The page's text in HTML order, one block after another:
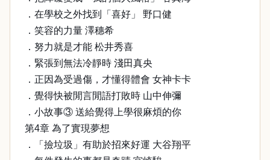
．在學校之外找到「喜好」 野口健
．笑容的力量 澤穗希
．努力就是才能 松井秀喜
．緊張到無法冷靜時 淺田真央
．正因為受過傷，才懂得體會 女神卡卡
．覺得快被閒言閒語打敗時 山中伸彌
．小故事③ 送給覺得上學很麻煩的你
第4章 為了實現夢想
．「撿垃圾」有助於招來好運 大谷翔平